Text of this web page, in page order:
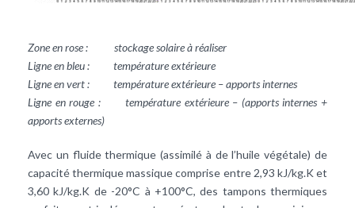
Zone en rose: stockage solaire à réaliser
Ligne en bleu: température extérieure
Ligne en vert: température extérieure – apports internes
Ligne en rouge : température extérieure – (apports internes +
apports externes)
Avec un fluide thermique (assimilé à de l’huile végétale) de
capacité thermique massique comprise entre 2,93 kJ/kg.K et
3,60 kJ/kg.K de -20°C à +100°C, des tampons thermiques